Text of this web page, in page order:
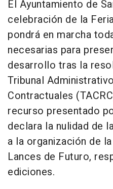
El Ayuntamiento de
celebración de la
pondrá en marcha
necesarias para
desarrollo tras la
Tribunal
Contractuales
recurso presentado
declara la nulidad de
a la organización de
Lances de Futuro,
ediciones.